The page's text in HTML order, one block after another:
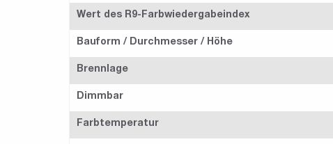
Wert des R9-Farbwiedergabeindex
Bauform / Durchmesser / Höhe
Brennlage
Dimmbar
Farbtemperatur